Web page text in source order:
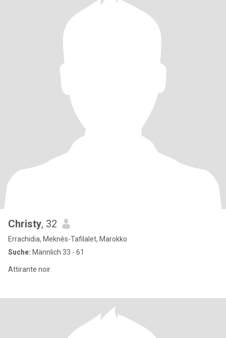
Christy, 32
Errachidia, Meknès-Tafilalet, Marokko
Suche: Männlich 33 - 61
Attirante noir